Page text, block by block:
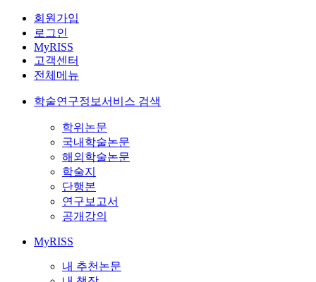
회원가입
로그인
MyRISS
고객센터
전체메뉴
학술연구정보서비스 검색
학위논문
국내학술논문
해외학술논문
학술지
단행본
연구보고서
공개강의
MyRISS
내 추천논문